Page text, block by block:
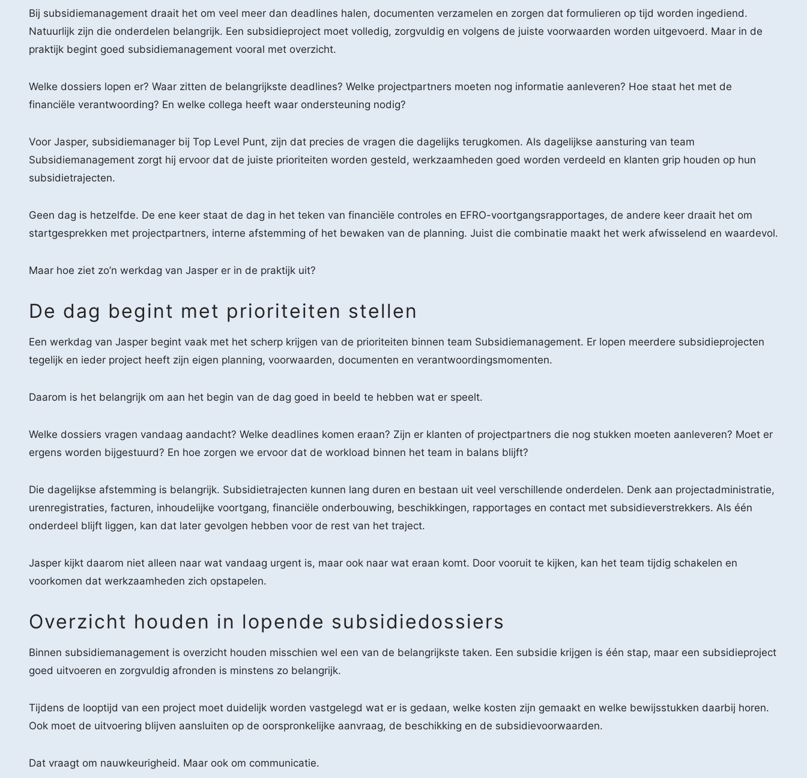
Bij subsidiemanagement draait het om veel meer dan deadlines halen, documenten verzamelen en zorgen dat formulieren op tijd worden ingediend.
Natuurlijk zijn die onderdelen belangrijk. Een subsidieproject moet volledig, zorgvuldig en volgens de juiste voorwaarden worden uitgevoerd. Maar in de
praktijk begint goed subsidiemanagement vooral met overzicht.
Welke dossiers lopen er? Waar zitten de belangrijkste deadlines? Welke projectpartners moeten nog informatie aanleveren? Hoe staat het met de
financiële verantwoording? En welke collega heeft waar ondersteuning nodig?
Voor Jasper, subsidiemanager bij Top Level Punt, zijn dat precies de vragen die dagelijks terugkomen. Als dagelijkse aansturing van team
Subsidiemanagement zorgt hij ervoor dat de juiste prioriteiten worden gesteld, werkzaamheden goed worden verdeeld en klanten grip houden op hun
subsidietrajecten.
Geen dag is hetzelfde. De ene keer staat de dag in het teken van financiële controles en EFRO-voortgangsrapportages, de andere keer draait het om
startgesprekken met projectpartners, interne afstemming of het bewaken van de planning. Juist die combinatie maakt het werk afwisselend en waardevol.
Maar hoe ziet zo’n werkdag van Jasper er in de praktijk uit?
De dag begint met prioriteiten stellen
Een werkdag van Jasper begint vaak met het scherp krijgen van de prioriteiten binnen team Subsidiemanagement. Er lopen meerdere subsidieprojecten
tegelijk en ieder project heeft zijn eigen planning, voorwaarden, documenten en verantwoordingsmomenten.
Daarom is het belangrijk om aan het begin van de dag goed in beeld te hebben wat er speelt.
Welke dossiers vragen vandaag aandacht? Welke deadlines komen eraan? Zijn er klanten of projectpartners die nog stukken moeten aanleveren? Moet er
ergens worden bijgestuurd? En hoe zorgen we ervoor dat de workload binnen het team in balans blijft?
Die dagelijkse afstemming is belangrijk. Subsidietrajecten kunnen lang duren en bestaan uit veel verschillende onderdelen. Denk aan projectadministratie,
urenregistraties, facturen, inhoudelijke voortgang, financiële onderbouwing, beschikkingen, rapportages en contact met subsidieverstrekkers. Als één
onderdeel blijft liggen, kan dat later gevolgen hebben voor de rest van het traject.
Jasper kijkt daarom niet alleen naar wat vandaag urgent is, maar ook naar wat eraan komt. Door vooruit te kijken, kan het team tijdig schakelen en
voorkomen dat werkzaamheden zich opstapelen.
Overzicht houden in lopende subsidiedossiers
Binnen subsidiemanagement is overzicht houden misschien wel een van de belangrijkste taken. Een subsidie krijgen is één stap, maar een subsidieproject
goed uitvoeren en zorgvuldig afronden is minstens zo belangrijk.
Tijdens de looptijd van een project moet duidelijk worden vastgelegd wat er is gedaan, welke kosten zijn gemaakt en welke bewijsstukken daarbij horen.
Ook moet de uitvoering blijven aansluiten op de oorspronkelijke aanvraag, de beschikking en de subsidievoorwaarden.
Dat vraagt om nauwkeurigheid. Maar ook om communicatie.